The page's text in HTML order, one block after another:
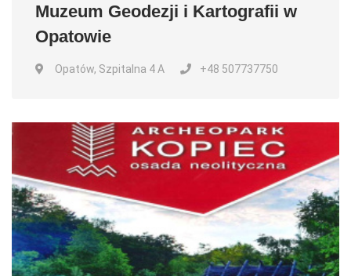
Muzeum Geodezji i Kartografii w
Opatowie
Opatów, Szpitalna 4 A +48 507737750